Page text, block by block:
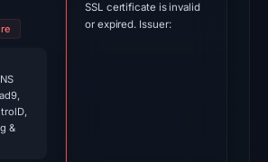
&
SSL certificate is invalid
or expired. Issuer: